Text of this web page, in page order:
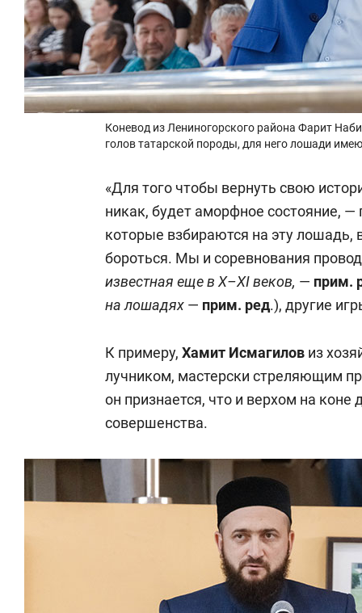
Коневод из Лениногорского района Фарит
голов татарской породы, для него лошади
«Для того чтобы вернуть свою
никак, будет аморфное состояние,
которые взбираются на эту лошадь,
бороться. Мы и соревнования
известная еще в X–XI веков, — прим.
на лошадях — прим. ред.), другие
К примеру, Хамит Исмагилов из
лучником, мастерски стреляющим
он признается, что и верхом на
совершенства.